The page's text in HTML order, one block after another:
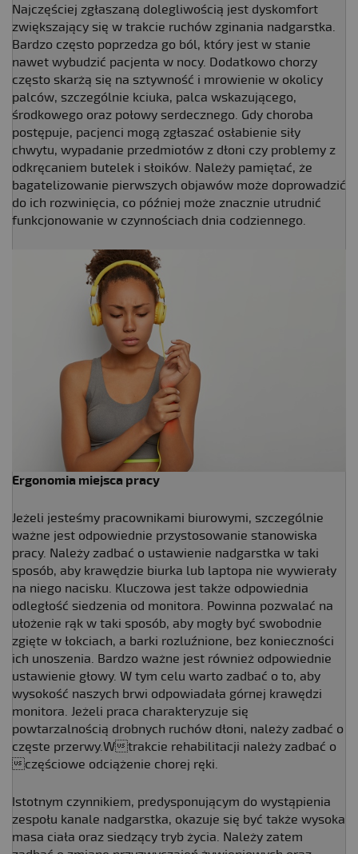
Najczęściej zgłaszaną dolegliwością jest dyskomfort
zwiększający się w trakcie ruchów zginania nadgarstka.
Bardzo często poprzedza go ból, który jest w stanie
nawet wybudzić pacjenta w nocy. Dodatkowo chorzy
często skarżą się na sztywność i mrowienie w okolicy
palców, szczególnie kciuka, palca wskazującego,
środkowego oraz połowy serdecznego. Gdy choroba
postępuje, pacjenci mogą zgłaszać osłabienie siły
chwytu, wypadanie przedmiotów z dłoni czy problemy z
odkręcaniem butelek i słoików. Należy pamiętać, że
bagatelizowanie pierwszych objawów może doprowadzić
do ich rozwinięcia, co później może znacznie utrudnić
funkcjonowanie w czynnościach dnia codziennego.
Ergonomia miejsca pracy
Jeżeli jesteśmy pracownikami biurowymi, szczególnie
ważne jest odpowiednie przystosowanie stanowiska
pracy. Należy zadbać o ustawienie nadgarstka w taki
sposób, aby krawędzie biurka lub laptopa nie wywierały
na niego nacisku. Kluczowa jest także odpowiednia
odległość siedzenia od monitora. Powinna pozwalać na
ułożenie rąk w taki sposób, aby mogły być swobodnie
zgięte w łokciach, a barki rozluźnione, bez konieczności
ich unoszenia. Bardzo ważne jest również odpowiednie
ustawienie głowy. W tym celu warto zadbać o to, aby
wysokość naszych brwi odpowiadała górnej krawędzi
monitora. Jeżeli praca charakteryzuje się
powtarzalnością drobnych ruchów dłoni, należy zadbać o
częste przerwy.Wtrakcie rehabilitacji należy zadbać o
częściowe odciążenie chorej ręki.
Istotnym czynnikiem, predysponującym do wystąpienia
zespołu kanale nadgarstka, okazuje się być także wysoka
masa ciała oraz siedzący tryb życia. Należy zatem